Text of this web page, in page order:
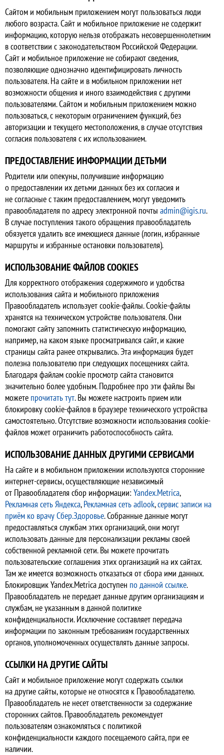
Сайтом и мобильным приложением могут пользоваться люди
любого возраста. Сайт и мобильное приложение не содержит
информацию, которую нельзя отображать несовершеннолетним
в соответствии с законодательством Российской Федерации.
Сайт и мобильное приложение не собирают сведения,
позволяющие однозначно идентифицировать личность
пользователя. На сайте и в мобильном приложении нет
возможности общения и иного взаимодействия с другими
пользователями. Сайтом и мобильным приложением можно
пользоваться, с некоторым ограничением функций, без
авторизации и текущего местоположения, в случае отсутствия
согласия пользователя с их использованием.
ПРЕДОСТАВЛЕНИЕ ИНФОРМАЦИИ ДЕТЬМИ
Родители или опекуны, получившие информацию
о предоставлении их детьми данных без их согласия и
не согласные с таким предоставлением, могут уведомить
правообладателя по адресу электронной почты admin@igis.ru.
В случае поступления такого обращения правообладатель
обязуется удалить все имеющиеся данные (логин, избранные
маршруты и избранные остановки пользователя).
ИСПОЛЬЗОВАНИЕ ФАЙЛОВ COOKIES
Для корректного отображения содержимого и удобства
использования сайта и мобильного приложения
Правообладатель использует cookie-файлы. Сookie-файлы
хранятся на техническом устройстве пользователя. Они
помогают сайту запомнить статистическую информацию,
например, на каком языке просматривался сайт, и какие
страницы сайта ранее открывались. Эта информация будет
полезна пользователю при следующих посещениях сайта.
Благодаря файлам cookie просмотр сайта становится
значительно более удобным. Подробнее про эти файлы Вы
можете прочитать тут. Вы можете настроить прием или
блокировку cookie-файлов в браузере технического устройства
самостоятельно. Отсутствие возможности использования cookie-
файлов может ограничить работоспособность сайта.
ИСПОЛЬЗОВАНИЕ ДАННЫХ ДРУГИМИ СЕРВИСАМИ
На сайте и в мобильном приложении используются сторонние
интернет-сервисы, осуществляющие независимый
от Правообладателя сбор информации: Yandex.Metrica,
Рекламная сеть Яндекса,Рекламная сеть adlook,сервис записи на
приём ко врачу Сбер.Здоровье. Собранные данные могут
предоставляться службам этих организаций, они могут
использовать данные для персонализации рекламы своей
собственной рекламной сети. Вы можете прочитать
пользовательские соглашения этих организаций на их сайтах.
Там же имеется возможность отказаться от сбора ими данных.
Блокировщик Yandex.Metrica доступен по данной ссылке.
Правообладатель не передает данные другим организациям и
службам, не указанным в данной политике
конфиденциальности. Исключение составляет передача
информации по законным требованиям государственных
органов, уполномоченных осуществлять данные запросы.
ССЫЛКИ НА ДРУГИЕ САЙТЫ
Сайт и мобильное приложение могут содержать ссылки
на другие сайты, которые не относятся к Правообладателю.
Правообладатель не несет ответственности за содержание
сторонних сайтов. Правообладатель рекомендует
пользователям ознакомляться с политикой
конфиденциальности каждого посещаемого сайта, при ее
наличии.